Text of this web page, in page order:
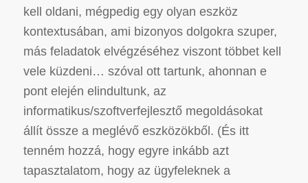
kell oldani, mégpedig egy olyan eszköz
kontextusában, ami bizonyos dolgokra szuper,
más feladatok elvégzéséhez viszont többet kell
vele küzdeni… szóval ott tartunk, ahonnan e
pont elején elindultunk, az
informatikus/szoftverfejlesztő megoldásokat
állít össze a meglévő eszközökből. (És itt
tenném hozzá, hogy egyre inkább azt
tapasztalatom, hogy az ügyfeleknek a